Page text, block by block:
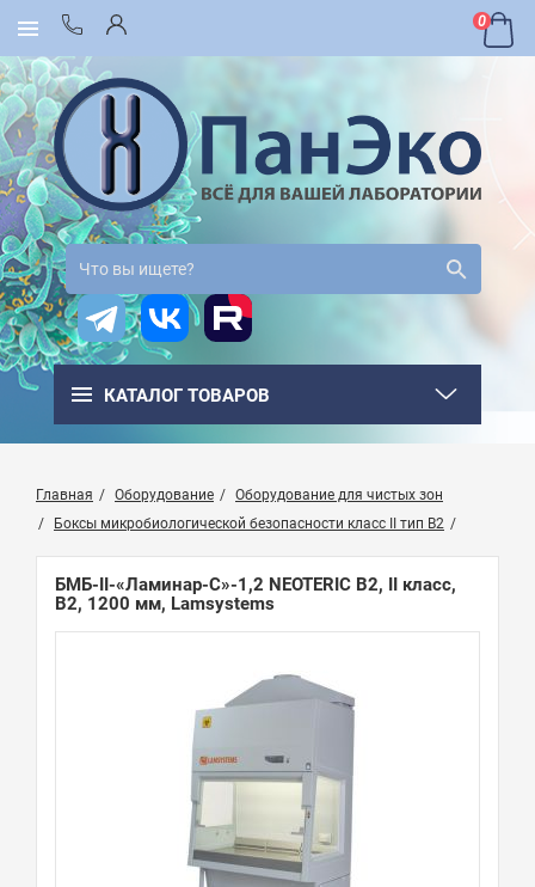
0
КАТАЛОГ ТОВАРОВ
Главная Оборудование
Оборудование для чистых зон
Боксы микробиологической безопасности класс II тип B2
БМБ-II-«Ламинар-С»-1,2 NEOTERIC В2, II класс,
B2, 1200 мм, Lamsystems